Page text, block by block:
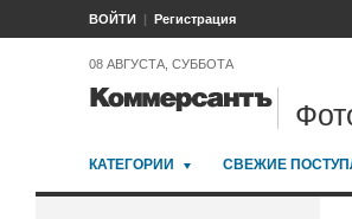
ВОЙТИ Регистрация
08 АВГУСТА, СУББОТА
КАТЕГОРИИ СВЕЖИЕ